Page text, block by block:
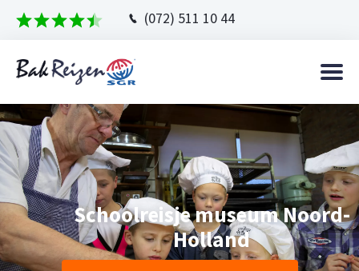
(072) 511 10 44
Schoolreisje museum Noord-
Holland